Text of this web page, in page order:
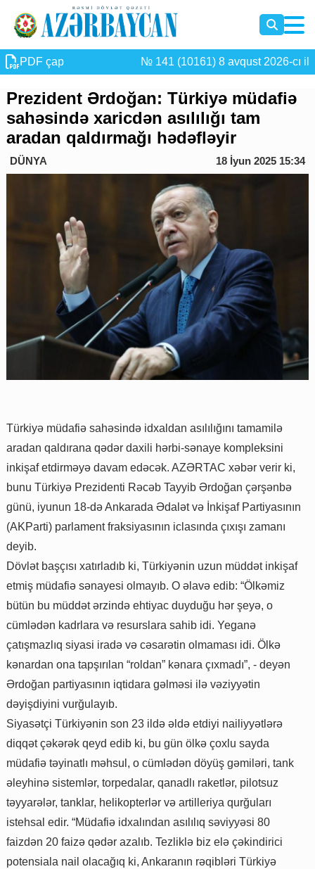
PDF çap № 141 (10161) 8 avqust 2026-cı il
Prezident Ərdoğan: Türkiyə müdafiə
sahəsində xaricdən asılılığı tam
aradan qaldırmağı hədəfləyir
DÜNYA 18 İyun 2025 15:34
Türkiyə müdafiə sahəsində idxaldan asılılığını tamamilə
aradan qaldırana qədər daxili hərbi-sənaye kompleksini
inkişaf etdirməyə davam edəcək. AZƏRTAC xəbər verir ki,
bunu Türkiyə Prezidenti Rəcəb Tayyib Ərdoğan çərşənbə
günü, iyunun 18-də Ankarada Ədalət və İnkişaf Partiyasının
(AKParti) parlament fraksiyasının iclasında çıxışı zamanı
deyib.
Dövlət başçısı xatırladıb ki, Türkiyənin uzun müddət inkişaf
etmiş müdafiə sənayesi olmayıb. O əlavə edib: “Ölkəmiz
bütün bu müddət ərzində ehtiyac duyduğu hər şeyə, o
cümlədən kadrlara və resurslara sahib idi. Yeganə
çatışmazlıq siyasi iradə və cəsarətin olmaması idi. Ölkə
kənardan ona tapşırılan “roldan” kənara çıxmadı”, - deyən
Ərdoğan partiyasının iqtidara gəlməsi ilə vəziyyətin
dəyişdiyini vurğulayıb.
Siyasətçi Türkiyənin son 23 ildə əldə etdiyi nailiyyətlərə
diqqət çəkərək qeyd edib ki, bu gün ölkə çoxlu sayda
müdafiə təyinatlı məhsul, o cümlədən döyüş gəmiləri, tank
əleyhinə sistemlər, torpedalar, qanadlı raketlər, pilotsuz
təyyarələr, tanklar, helikopterlər və artilleriya qurğuları
istehsal edir. “Müdafiə idxalından asılılıq səviyyəsi 80
faizdən 20 faizə qədər azalıb. Tezliklə biz elə çəkindirici
potensiala nail olacağıq ki, Ankaranın rəqibləri Türkiyə